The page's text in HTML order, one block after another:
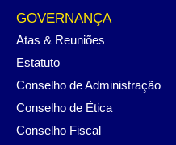
GOVERNANÇA
Atas & Reuniões
Estatuto
Conselho de Administração
Conselho de Ética
Conselho Fiscal